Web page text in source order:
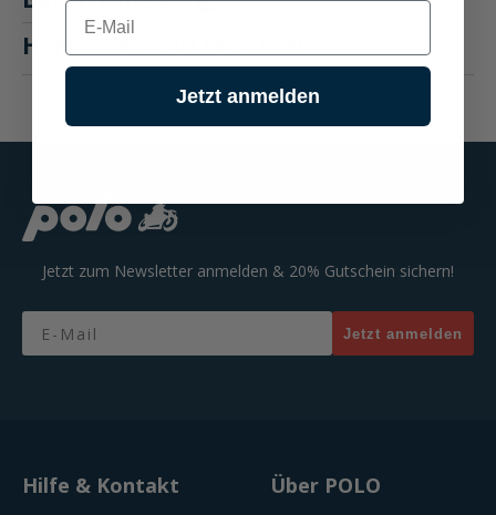
Hersteller "SW-MOTECH"
Jetzt zum Newsletter anmelden & 20% Gutschein sichern!
Email
Jetzt anmelden
Hilfe & Kontakt Über POLO
E-mail
Jetzt anmelden